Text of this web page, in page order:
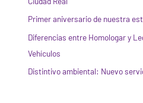
Primer aniversario de nuestra
Diferencias entre Homologar y
Vehículos
Distintivo ambiental: Nuevo